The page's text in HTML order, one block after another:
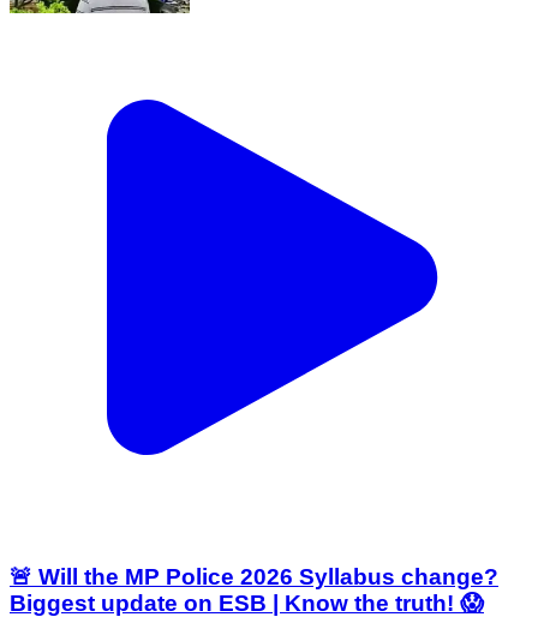
🚨 Will the MP Police 2026 Syllabus change?
Biggest update on ESB | Know the truth! 😱